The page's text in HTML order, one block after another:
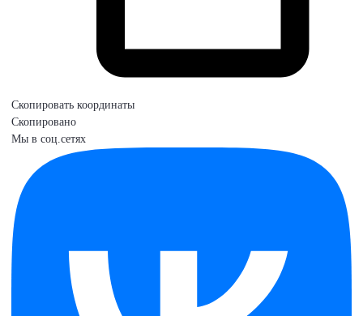
Скопировать координаты
Скопировано
Мы в соц.сетях